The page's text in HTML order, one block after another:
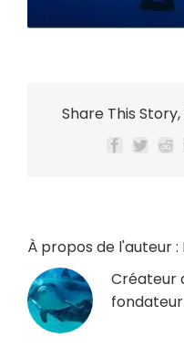
Share This
Facebook
Twitter
À propos de l'auteur :
Créateur